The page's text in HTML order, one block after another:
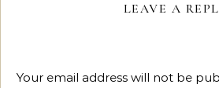
LEAVE A
Your email address will not be